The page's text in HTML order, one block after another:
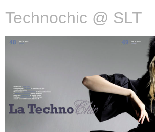
Technochic @ SLT